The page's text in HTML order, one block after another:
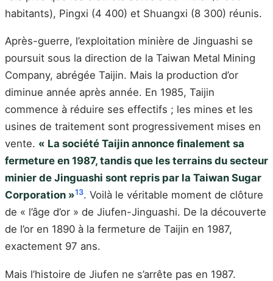
habitants), Pingxi (4 400) et Shuangxi (8 300) réunis.
Après-guerre, l’exploitation minière de Jinguashi se
poursuit sous la direction de la Taiwan Metal Mining
Company, abrégée Taijin. Mais la production d’or
diminue année après année. En 1985, Taijin
commence à réduire ses effectifs ; les mines et les
usines de traitement sont progressivement mises en
vente. « La société Taijin annonce finalement sa
fermeture en 1987, tandis que les terrains du secteur
minier de Jinguashi sont repris par la Taiwan Sugar
Corporation »13. Voilà le véritable moment de clôture
de « l’âge d’or » de Jiufen-Jinguashi. De la découverte
de l’or en 1890 à la fermeture de Taijin en 1987,
exactement 97 ans.
Mais l’histoire de Jiufen ne s’arrête pas en 1987.